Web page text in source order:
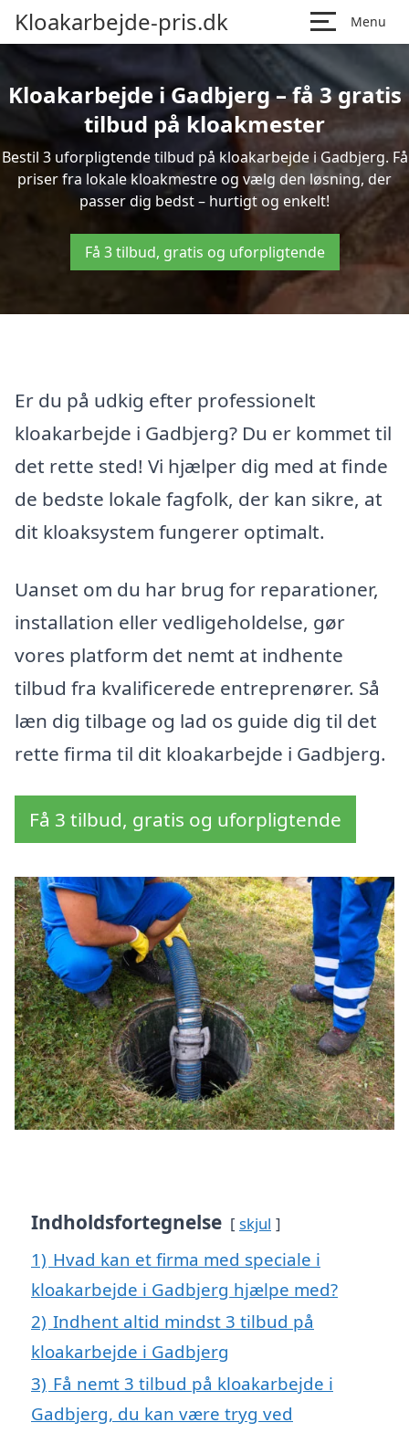
Kloakarbejde-pris.dk Menu
Kloakarbejde i Gadbjerg – få 3 gratis
tilbud på kloakmester
Bestil 3 uforpligtende tilbud på kloakarbejde i Gadbjerg. Få
priser fra lokale kloakmestre og vælg den løsning, der
passer dig bedst – hurtigt og enkelt!
Få 3 tilbud, gratis og uforpligtende
Er du på udkig efter professionelt
kloakarbejde i Gadbjerg? Du er kommet til
det rette sted! Vi hjælper dig med at finde
de bedste lokale fagfolk, der kan sikre, at
dit kloaksystem fungerer optimalt.
Uanset om du har brug for reparationer,
installation eller vedligeholdelse, gør
vores platform det nemt at indhente
tilbud fra kvalificerede entreprenører. Så
læn dig tilbage og lad os guide dig til det
rette firma til dit kloakarbejde i Gadbjerg.
Få 3 tilbud, gratis og uforpligtende
Indholdsfortegnelse skjul
1) Hvad kan et firma med speciale i
kloakarbejde i Gadbjerg hjælpe med?
2) Indhent altid mindst 3 tilbud på
kloakarbejde i Gadbjerg
3) Få nemt 3 tilbud på kloakarbejde i
Gadbjerg, du kan være tryg ved